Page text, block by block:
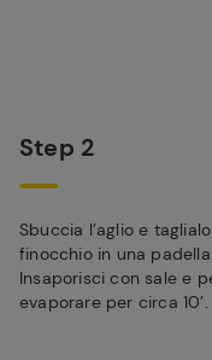
Step 2
Sbuccia l’aglio e
finocchio in una
Insaporisci con sale e
evaporare per circa 10’.